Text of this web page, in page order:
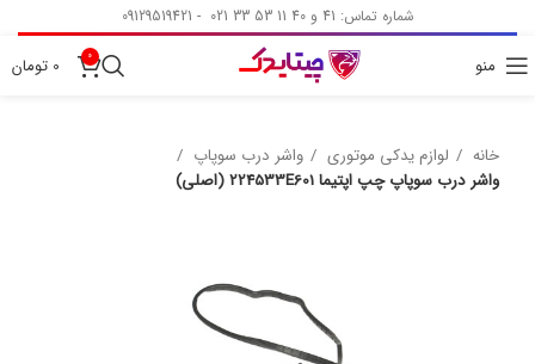
شماره تماس: 41 و 40 11 53 33 021 - 09129519421
منو 0
0 تومان
خانه لوازم یدکی موتوری
واشر درب سوپاپ
واشر درب سوپاپ چپ اپتیما 224533E601 (اصلی)